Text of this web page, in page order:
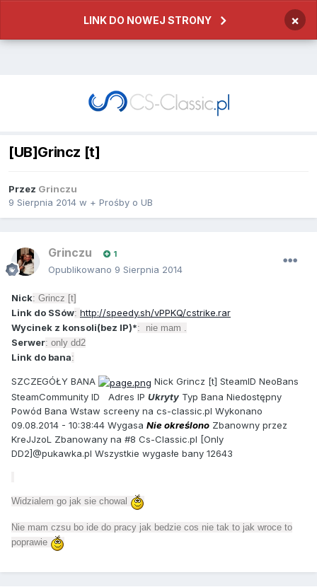
LINK DO NOWEJ STRONY ×
[UB]Grincz [t]
Przez Grinczu
9 Sierpnia 2014 w + Prośby o UB
Grinczu 1
Opublikowano 9 Sierpnia 2014
Nick: Grincz [t]
Link do SSów: http://speedy.sh/vPPKQ/cstrike.rar
Wycinek z konsoli(bez IP)*: nie mam .
Serwer: only dd2
Link do bana:
SZCZEGÓŁY BANA
Nick Grincz [t] SteamID NeoBans
SteamCommunity ID Adres IP Ukryty Typ Bana Niedostępny
Powód Bana Wstaw screeny na cs-classic.pl Wykonano
09.08.2014 - 10:38:44 Wygasa Nie określono Zbanowny przez
KreJJzoL Zbanowany na #8 Cs-Classic.pl [Only
DD2]@pukawka.pl Wszystkie wygasłe bany 12643
Widzialem go jak sie chowal
Nie mam czsu bo ide do pracy jak bedzie cos nie tak to jak wroce to
poprawie